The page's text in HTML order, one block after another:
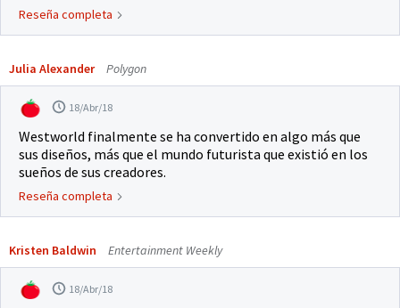
Reseña completa
Julia Alexander Polygon
18/Abr/18
Westworld finalmente se ha convertido en algo más que
sus diseños, más que el mundo futurista que existió en los
sueños de sus creadores.
Reseña completa
Kristen Baldwin Entertainment Weekly
18/Abr/18